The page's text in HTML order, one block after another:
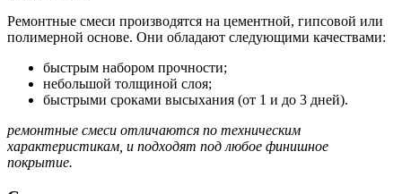
Ремонтные смеси производятся на цементной, гипсовой или
полимерной основе. Они обладают следующими качествами:
быстрым набором прочности;
небольшой толщиной слоя;
быстрыми сроками высыхания (от 1 и до 3 дней).
ремонтные смеси отличаются по техническим
характеристикам, и подходят под любое финишное
покрытие.